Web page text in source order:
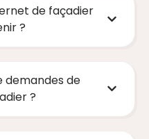
de façadier
?
de
?